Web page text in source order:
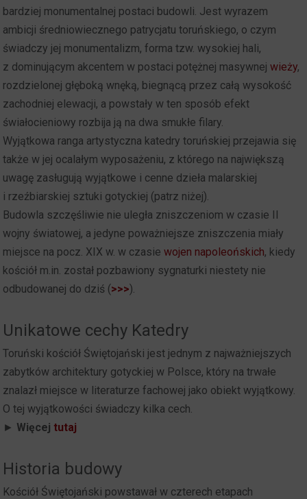
bardziej monumentalnej postaci budowli. Jest wyrazem
ambicji średniowiecznego patrycjatu toruńskiego, o czym
świadczy jej monumentalizm, forma tzw. wysokiej hali,
z dominującym akcentem w postaci potężnej masywnej wieży,
rozdzielonej głęboką wnęką, biegnącą przez całą wysokość
zachodniej elewacji, a powstały w ten sposób efekt
świałocieniowy rozbija ją na dwa smukłe filary.
Wyjątkowa ranga artystyczna katedry toruńskiej przejawia się
także w jej ocalałym wyposażeniu, z którego na największą
uwagę zasługują wyjątkowe i cenne dzieła malarskiej
i rzeźbiarskiej sztuki gotyckiej (patrz niżej).
Budowla szczęśliwie nie uległa zniszczeniom w czasie II
wojny światowej, a jedyne poważniejsze zniszczenia miały
miejsce na pocz. XIX w. w czasiewojen napoleońskich, kiedy
kościół m.in. został pozbawiony sygnaturki niestety nie
odbudowanej do dziś (>>>).
Unikatowe cechy Katedry
Toruński kościół Świętojański jest jednym z najważniejszych
zabytków architektury gotyckiej w Polsce, który na trwałe
znalazł miejsce w literaturze fachowej jako obiekt wyjątkowy.
O tej wyjątkowości świadczy kilka cech.
► Więcej tutaj
Historia budowy
Kościół Świętojański powstawał w czterech etapach